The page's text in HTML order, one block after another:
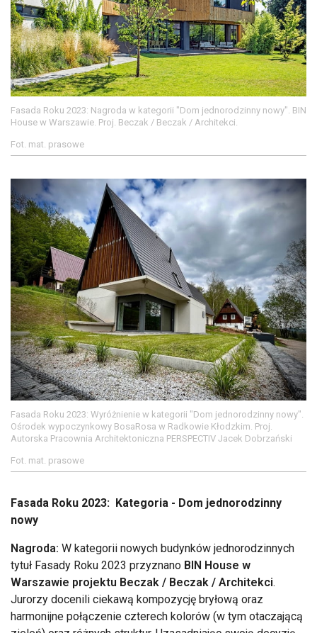
Fasada Roku 2023: Nagroda w kategorii "Dom jednorodzinny nowy". BIN
House w Warszawie. Proj. Beczak / Beczak / Architekci.
Fot. mat. prasowe
Fasada Roku 2023: Wyróżnienie w kategorii "Dom jednorodzinny nowy".
Ośrodek wypoczynkowy BosaRosa w Radkowie Kłodzkim. Proj.
Autorska Pracownia Architektoniczna PERSPECTIV Jacek Dobrzański
Fot. mat. prasowe
Fasada Roku 2023: Kategoria - Dom jednorodzinny
nowy
Nagroda: W kategorii nowych budynków jednorodzinnych
tytuł Fasady Roku 2023 przyznano BIN House w
Warszawie projektu Beczak / Beczak / Architekci.
Jurorzy docenili ciekawą kompozycję bryłową oraz
harmonijne połączenie czterech kolorów (w tym otaczającą